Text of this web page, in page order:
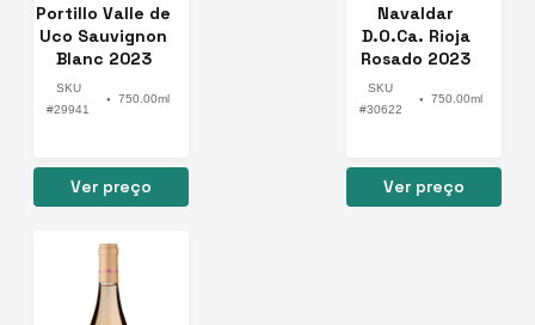
Portillo Valle de
Uco Sauvignon
Blanc 2023
SKU
#29941
● 750.00ml
Ver preço
Navaldar
D.O.Ca. Rioja
Rosado 2023
SKU
#30622
● 750.00ml
Ver preço